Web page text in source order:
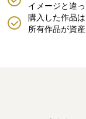
購入した作品
所有作品が資産
イメージと違